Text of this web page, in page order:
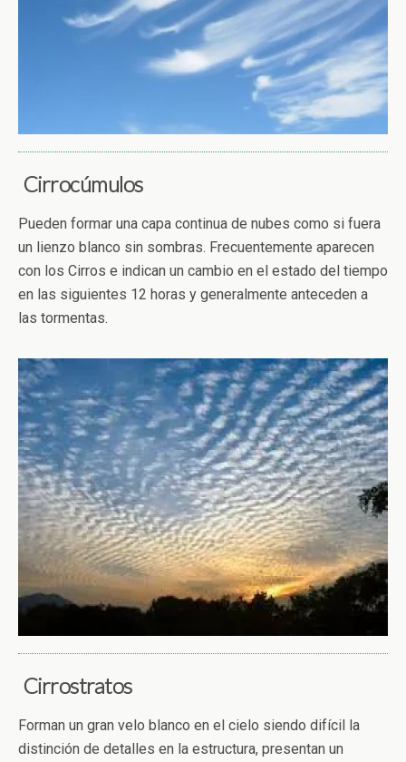
Cirrocúmulos
Pueden formar una capa continua de nubes como si fuera
un lienzo blanco sin sombras. Frecuentemente aparecen
con los Cirros e indican un cambio en el estado del tiempo
en las siguientes 12 horas y generalmente anteceden a
las tormentas.
Cirrostratos
Forman un gran velo blanco en el cielo siendo difícil la
distinción de detalles en la estructura, presentan un